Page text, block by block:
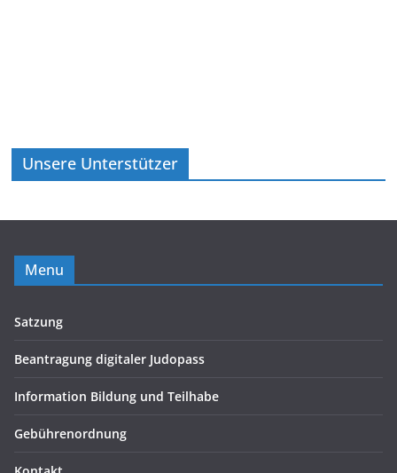
Unsere Unterstützer
Menu
Satzung
Beantragung digitaler Judopass
Information Bildung und Teilhabe
Gebührenordnung